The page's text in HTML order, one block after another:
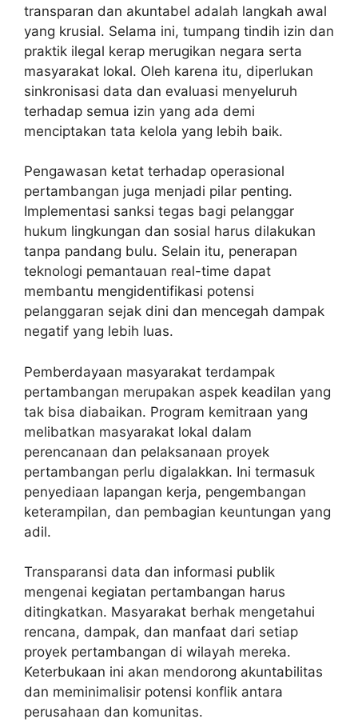
transparan dan akuntabel adalah langkah awal
yang krusial. Selama ini, tumpang tindih izin dan
praktik ilegal kerap merugikan negara serta
masyarakat lokal. Oleh karena itu, diperlukan
sinkronisasi data dan evaluasi menyeluruh
terhadap semua izin yang ada demi
menciptakan tata kelola yang lebih baik.
Pengawasan ketat terhadap operasional
pertambangan juga menjadi pilar penting.
Implementasi sanksi tegas bagi pelanggar
hukum lingkungan dan sosial harus dilakukan
tanpa pandang bulu. Selain itu, penerapan
teknologi pemantauan real-time dapat
membantu mengidentifikasi potensi
pelanggaran sejak dini dan mencegah dampak
negatif yang lebih luas.
Pemberdayaan masyarakat terdampak
pertambangan merupakan aspek keadilan yang
tak bisa diabaikan. Program kemitraan yang
melibatkan masyarakat lokal dalam
perencanaan dan pelaksanaan proyek
pertambangan perlu digalakkan. Ini termasuk
penyediaan lapangan kerja, pengembangan
keterampilan, dan pembagian keuntungan yang
adil.
Transparansi data dan informasi publik
mengenai kegiatan pertambangan harus
ditingkatkan. Masyarakat berhak mengetahui
rencana, dampak, dan manfaat dari setiap
proyek pertambangan di wilayah mereka.
Keterbukaan ini akan mendorong akuntabilitas
dan meminimalisir potensi konflik antara
perusahaan dan komunitas.